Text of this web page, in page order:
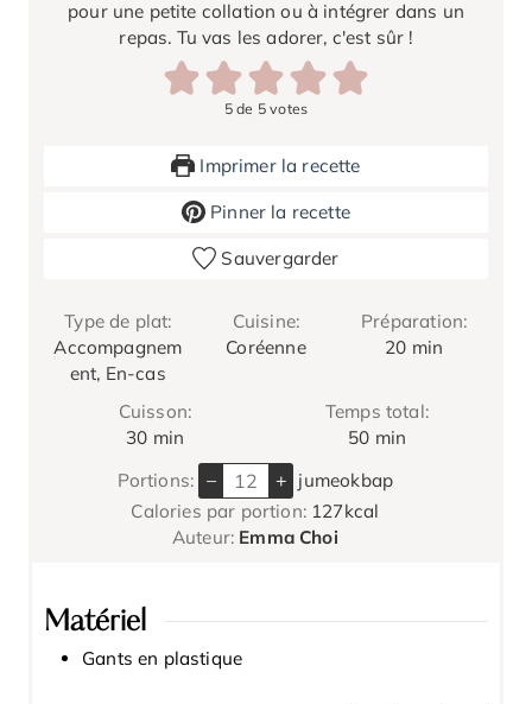
pour une petite collation ou à intégrer dans un
repas. Tu vas les adorer, c'est sûr !
5 de 5 votes
Imprimer la recette
Pinner la recette
Sauvergarder
Type de plat:
Accompagnem
ent, En-cas
Cuisine:
Coréenne
Préparation:
20m
u
min
Cuisson:
30m
n
u
min
Temps total:
50m
n
u
min
Portions: – + jumeokbap
Calories par portion: 127kcal
Auteur: Emma Choi
Matériel
Gants en plastique